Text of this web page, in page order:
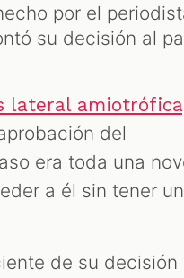
por el
su decisión al
lateral
del
era toda una
a él sin tener un
de su decisión